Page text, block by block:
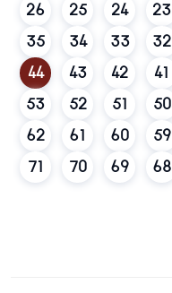
23
24
25
26
32
33
34
35
41
42
43
44
50
51
52
53
59
60
61
62
68
69
70
71